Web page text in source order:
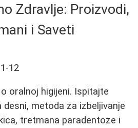
Zdravlje: Proizvodi,
i Saveti
12
oralnoj higijeni. Ispitajte
metoda za izbeljivanje
tretmana paradentoze i